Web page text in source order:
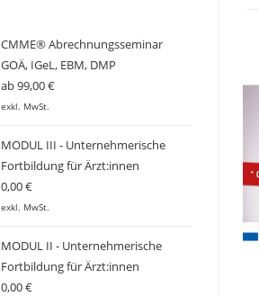
CMME® Abrechnungsseminar
GOÄ, IGeL, EBM, DMP
ab99,00€
exkl. MwSt.
MODUL III - Unternehmerische
Fortbildung für Ärzt:innen
0,00€
exkl. MwSt.
MODUL II - Unternehmerische
Fortbildung für Ärzt:innen
0,00€